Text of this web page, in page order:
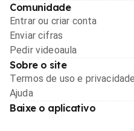
Comunidade
Entrar ou criar conta
Enviar cifras
Pedir videoaula
Sobre o site
Termos de uso e privacidade
Ajuda
Baixe o aplicativo